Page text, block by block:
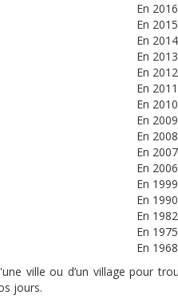
En
En
En
En
En
En
En
En
En
En
En
En
En
En
En
En
ville ou d’un village pour
jours.